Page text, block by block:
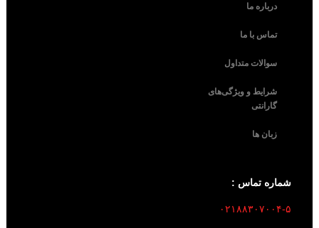
درباره ما
تماس با ما
سوالات متداول
شرایط و ویژگی‌های
گارانتی
زبان ها
شماره تماس :
۰۲۱۸۸۳۰۷۰۰۴-۵